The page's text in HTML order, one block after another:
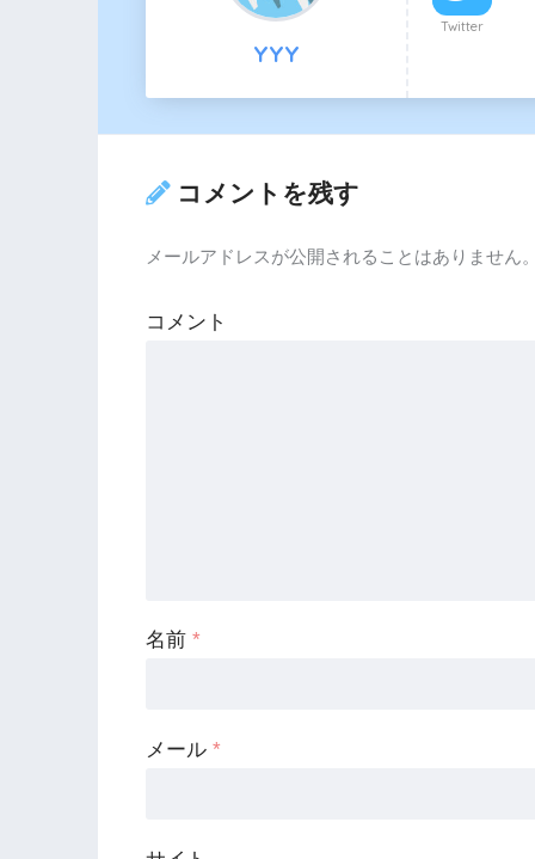
YYY
Twitter
コメントを残す
メールアドレスが公開されることはありません
コメント
名前 *
メール *